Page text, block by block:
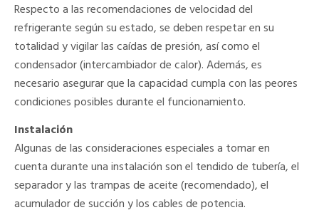
Respecto a las recomendaciones de velocidad del
refrigerante según su estado, se deben respetar en su
totalidad y vigilar las caídas de presión, así como el
condensador (intercambiador de calor). Además, es
necesario asegurar que la capacidad cumpla con las peores
condiciones posibles durante el funcionamiento.
Instalación
Algunas de las consideraciones especiales a tomar en
cuenta durante una instalación son el tendido de tubería, el
separador y las trampas de aceite (recomendado), el
acumulador de succión y los cables de potencia.